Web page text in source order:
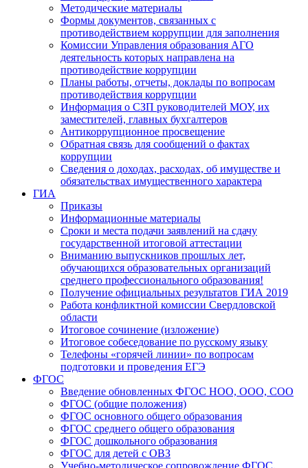
Методические материалы
Формы документов, связанных с
противодействием коррупции для заполнения
Комиссии Управления образования АГО
деятельность которых направлена на
противодействие коррупции
Планы работы, отчеты, доклады по вопросам
противодействия коррупции
Информация о СЗП руководителей МОУ, их
заместителей, главных бухгалтеров
Антикоррупционное просвещение
Обратная связь для сообщений о фактах
коррупции
Сведения о доходах, расходах, об имуществе и
обязательствах имущественного характера
ГИА
Приказы
Информационные материалы
Сроки и места подачи заявлений на сдачу
государственной итоговой аттестации
Вниманию выпускников прошлых лет,
обучающихся образовательных организаций
среднего профессионального образования!
Получение официальных результатов ГИА 2019
Работа конфликтной комиссии Свердловской
области
Итоговое сочинение (изложение)
Итоговое собеседование по русскому языку
Телефоны «горячей линии» по вопросам
подготовки и проведения ЕГЭ
ФГОС
Введение обновленных ФГОС НОО, ООО, СОО
ФГОС (общие положения)
ФГОС основного общего образования
ФГОС среднего общего образования
ФГОС дошкольного образования
ФГОС для детей с ОВЗ